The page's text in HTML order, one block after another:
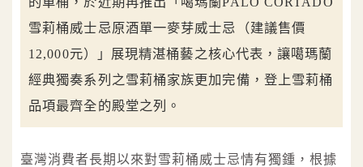
雪莉桶威士忌原酒單一麥芽威士忌（建議售價
12,000元）」展現精湛桶藝之核心代表，讓噶瑪蘭
經典獨奏系列之雪莉桶家族更加完備，登上雪莉桶
品項最齊全的殿堂之列。
臺灣消費者長期以來對雪莉桶威士忌情有獨鍾，根據